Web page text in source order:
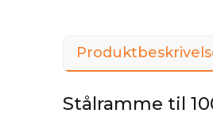
Stålramme til